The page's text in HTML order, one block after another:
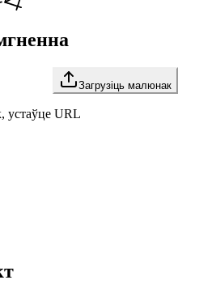
Загрузіць малюнак
устаўце URL